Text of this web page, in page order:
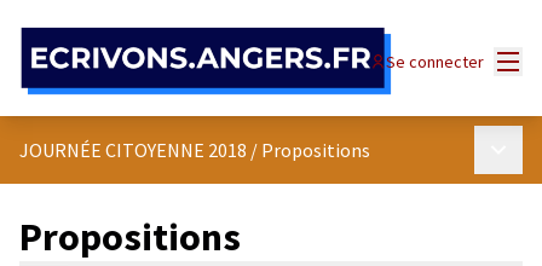
Se connecter
JOURNÉE CITOYENNE 2018 / Propositions
Propositions